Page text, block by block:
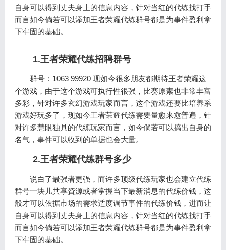
自身可以得到丈夫身上的信息内容，针对当红的代练找打手
而言如今倘若可以添加王者荣耀代练群号都是为事件盈利拿
下牢固的基础。
1.王者荣耀代练招聘群号
群号：1063 99920 现如今很多朋友都期待王者荣耀这
个游戏，由于这个游戏可执行性很强，比赛原素也非常丰富
多彩，针对许多玄幻游戏玩家而言，这个游戏还要比培养系
游戏好玩多了，现如今王者荣耀代练需要量愈来愈普遍，针
对许多慧眼独具的代练玩家而言，如今倘若可以搞出自身的
名气，事件可以收到的单据也会大量。
2.王者荣耀代练群号多少
说白了最强者更强，而许多顶级代练玩家也会建立代练
群号一块儿共享資源或者掌握当下最新消息的代练价钱，这
般才可以依据市场的需求适度调节事件的代练价钱，进而让
自身可以得到丈夫身上的信息内容，针对当红的代练找打手
而言如今倘若可以添加王者荣耀代练群号都是为事件盈利拿
下牢固的基础。